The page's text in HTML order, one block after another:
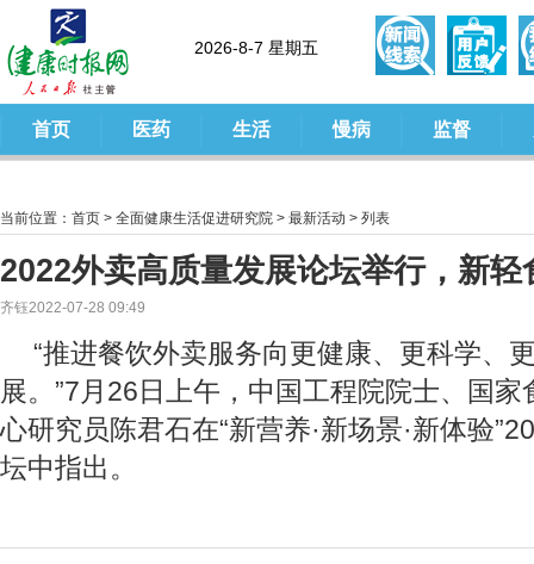
2026-8-7 星期五
首页 医药 生活 慢病 监督
当前位置： 首页 > 全面健康生活促进研究院 > 最新活动 > 列表
2022外卖高质量发展论坛举行，新
齐钰2022-07-28 09:49
“推进餐饮外卖服务向更健康、更科学、
展。”7月26日上午，中国工程院院士、国
心研究员陈君石在“新营养·新场景·新体验
坛中指出。